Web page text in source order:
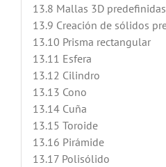
13.8 Mallas 3D predefinidas
13.9 Creación de sólidos
13.10 Prisma rectangular
13.11 Esfera
13.12 Cilindro
13.13 Cono
13.14 Cuña
13.15 Toroide
13.16 Pirámide
13.17 Polisólido